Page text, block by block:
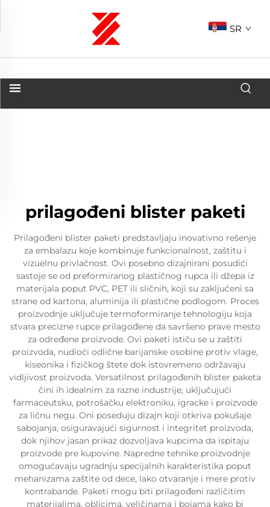
SR
prilagođeni blister paketi
Prilagođeni blister paketi predstavljaju inovativno rešenje
za embalazu koje kombinuje funkcionalnost, zaštitu i
vizuelnu privlačnost. Ovi posebno dizajnirani posudići
sastoje se od preformiranog plastičnog rupca ili džepa iz
materijala poput PVC, PET ili sličnih, koji su zaključeni sa
strane od kartona, aluminija ili plastične podlogom. Proces
proizvodnje uključuje termoformiranje tehnologiju koja
stvara precizne rupce prilagođene da savršeno prave mesto
za određene proizvode. Ovi paketi ističu se u zaštiti
proizvoda, nudioći odlične barijanske osobine protiv vlage,
kiseonika i fizičkog štete dok istovremeno održavaju
vidljivost proizvoda. Versatilnost prilagođenih blister paketa
čini ih idealnim za razne industrije, uključujući
farmaceutsku, potrošačku elektroniku, igracke i proizvode
za ličnu negu. Oni poseduju dizajn koji otkriva pokušaje
sabojanja, osiguravajući sigurnost i integritet proizvoda,
dok njihov jasan prikaz dozvoljava kupcima da ispitaju
proizvode pre kupovine. Napredne tehnike proizvodnje
omogućavaju ugradnju specijalnih karakteristika poput
mehanizama zaštite od dece, lako otvaranje i mere protiv
kontrabande. Paketi mogu biti prilagođeni različitim
materijalima, oblicima, veličinama i bojama kako bi